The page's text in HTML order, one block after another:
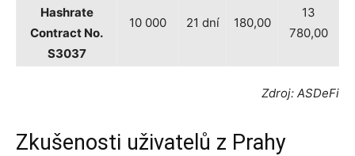
Hashrate
Contract No.
S3037
10 000 21 dní 180,00
13
780,00
Zdroj: ASDeFi
Zkušenosti uživatelů z Prahy